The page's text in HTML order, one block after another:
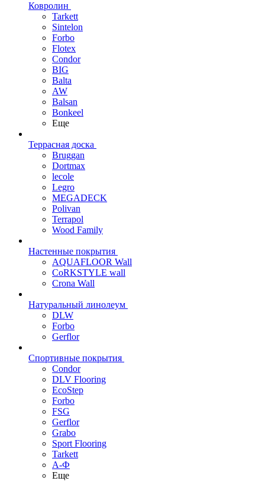
Ковролин
Tarkett
Sintelon
Forbo
Flotex
Condor
BIG
Balta
AW
Balsan
Bonkeel
Еще
Террасная доска
Bruggan
Dortmax
lecole
Legro
MEGADECK
Polivan
Terrapol
Wood Family
Настенные покрытия
AQUAFLOOR Wall
CoRKSTYLE wall
Crona Wall
Натуральный линолеум
DLW
Forbo
Gerflor
Спортивные покрытия
Condor
DLV Flooring
EcoStep
Forbo
FSG
Gerflor
Grabo
Sport Flooring
Tarkett
А-Ф
Еще